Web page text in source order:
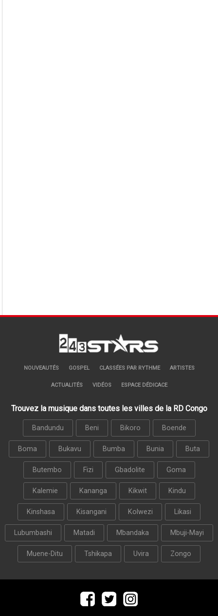
NOUVEAUTÉS GOSPEL CLASSÉES PAR RYTHME ARTISTES
ACTUALITÉS VIDÉOS ESPACE DÉDICACE
Trouvez la musique dans toutes les villes de la RD Congo
Bandundu Beni Bikoro Boende
Boma Bukavu Bumba Bunia Buta
Butembo Fizi Gbadolite Goma
Kalemie Kananga Kikwit Kindu
Kinshasa Kisangani Kolwezi Likasi
Lubumbashi Matadi Mbandaka Mbuji-Mayi
Muene-Ditu Tshikapa Uvira Zongo